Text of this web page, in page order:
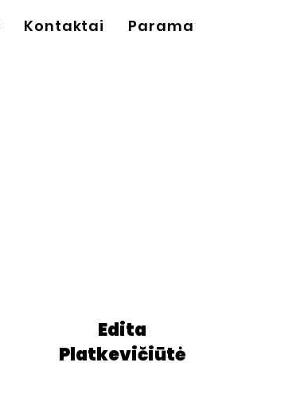
Kontaktai Parama
Edita
Platkevičiūtė